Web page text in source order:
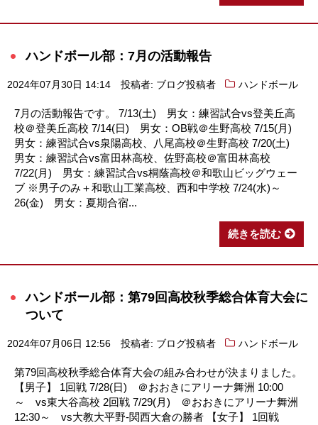
ハンドボール部：7月の活動報告
2024年07月30日 14:14 投稿者: ブログ投稿者 ハンドボール
7月の活動報告です。 7/13(土) 男女：練習試合vs登美丘高
校＠登美丘高校 7/14(日) 男女：OB戦＠生野高校 7/15(月)
男女：練習試合vs泉陽高校、八尾高校＠生野高校 7/20(土)
男女：練習試合vs富田林高校、佐野高校＠富田林高校
7/22(月) 男女：練習試合vs桐蔭高校＠和歌山ビッグウェー
ブ ※男子のみ＋和歌山工業高校、西和中学校 7/24(水)～
26(金) 男女：夏期合宿...
続きを読む
ハンドボール部：第79回高校秋季総合体育大会に
ついて
2024年07月06日 12:56 投稿者: ブログ投稿者 ハンドボール
第79回高校秋季総合体育大会の組み合わせが決まりました。
【男子】 1回戦 7/28(日) ＠おおきにアリーナ舞洲 10:00
～ vs東大谷高校 2回戦 7/29(月) ＠おおきにアリーナ舞洲
12:30～ vs大教大平野-関西大倉の勝者 【女子】 1回戦